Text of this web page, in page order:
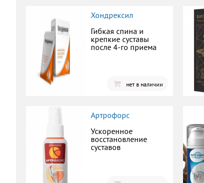
Хондрексил
Гибкая спина и
крепкие суставы
после 4-го приема
нет в наличии
Артрофорс
Ускоренное
восстановление
суставов